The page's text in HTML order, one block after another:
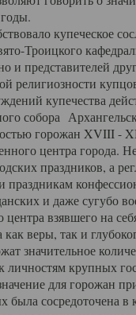
купеческое
Троицкого
и представителей
религиозности
купечества
собора
горожан XVIII -
центра города.
праздников, а
и даже сугубо
центра взявшего на
веры, так и
значительное
личностям крупных
для горожан
сосредоточена в